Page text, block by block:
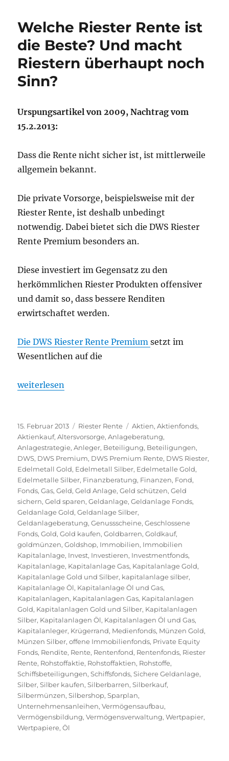
der
aus
und
schützen
Vermögen
Welche Riester Rente ist
die Beste? Und macht
Riestern überhaupt noch
Sinn?
Urspungsartikel von 2009, Nachtrag vom
15.2.2013:
Dass die Rente nicht sicher ist, ist mittlerweile
allgemein bekannt.
Die private Vorsorge, beispielsweise mit der
Riester Rente, ist deshalb unbedingt
notwendig. Dabei bietet sich die DWS Riester
Rente Premium besonders an.
Diese investiert im Gegensatz zu den
herkömmlichen Riester Produkten offensiver
und damit so, dass bessere Renditen
erwirtschaftet werden.
Die DWS Riester Rente Premiumsetzt im
Wesentlichen auf die
„Welche Riester Rente ist die Beste? Und macht
weiterlesen
Veröffentlicht
am
15. Februar 2013 Kategorien
Riester Rente Schlagwörter
Aktien,Aktienfonds,
Aktienkauf,Altersvorsorge,Anlageberatung,
Anlagestrategie,Anleger, Beteiligung, Beteiligungen,
DWS, DWS Premium, DWS Premium Rente, DWS Riester,
Edelmetall Gold, Edelmetall Silber, Edelmetalle Gold,
Edelmetalle Silber, Finanzberatung, Finanzen, Fond,
Fonds,Gas,Geld,Geld Anlage,Geld schützen,Geld
sichern,Geld sparen,Geldanlage,Geldanlage Fonds,
Geldanlage Gold,Geldanlage Silber,
Geldanlageberatung,Genussscheine,Geschlossene
Fonds,Gold,Gold kaufen,Goldbarren,Goldkauf,
goldmünzen,Goldshop, Immobilien, Immobilien
Kapitalanlage, Invest, Investieren, Investmentfonds,
Kapitalanlage, Kapitalanlage Gas, Kapitalanlage Gold,
Kapitalanlage Gold und Silber, kapitalanlage silber,
Kapitalanlage Öl, Kapitalanlage Öl und Gas,
Kapitalanlagen, Kapitalanlagen Gas, Kapitalanlagen
Gold, Kapitalanlagen Gold und Silber, Kapitalanlagen
Silber, Kapitalanlagen Öl, Kapitalanlagen Öl und Gas,
Kapitalanleger, Krügerrand, Medienfonds, Münzen Gold,
Münzen Silber,offene Immobilienfonds, Private Equity
Fonds, Rendite, Rente, Rentenfond, Rentenfonds, Riester
Rente, Rohstoffaktie, Rohstoffaktien, Rohstoffe,
Schiffsbeteiligungen,Schiffsfonds,Sichere Geldanlage,
Silber,Silber kaufen,Silberbarren,Silberkauf,
Silbermünzen,Silbershop,Sparplan,
Unternehmensanleihen,Vermögensaufbau,
Vermögensbildung,Vermögensverwaltung,Wertpapier,
Wertpapiere,Öl